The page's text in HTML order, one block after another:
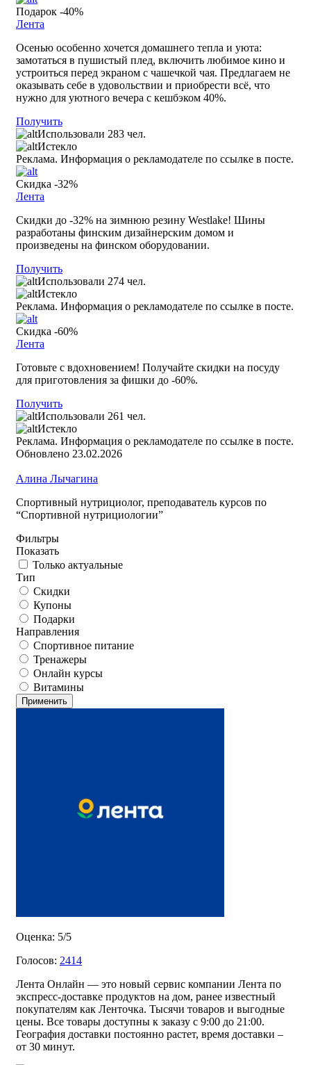
Подарок -40%
Лента
Осенью особенно хочется домашнего тепла и уюта:
замотаться в пушистый плед, включить любимое кино и
устроиться перед экраном с чашечкой чая. Предлагаем не
оказывать себе в удовольствии и приобрести всё, что
нужно для уютного вечера с кешбэком 40%.
Получить
Использовали 283 чел.
Истекло
Реклама. Информация о рекламодателе по ссылке в посте.
Скидка -32%
Лента
Скидки до -32% на зимнюю резину Westlake! Шины
разработаны финским дизайнерским домом и
произведены на финском оборудовании.
Получить
Использовали 274 чел.
Истекло
Реклама. Информация о рекламодателе по ссылке в посте.
Скидка -60%
Лента
Готовьте с вдохновением! Получайте скидки на посуду
для приготовления за фишки до -60%.
Получить
Использовали 261 чел.
Истекло
Реклама. Информация о рекламодателе по ссылке в посте.
Обновлено 23.02.2026
Алина Лычагина
Спортивный нутрициолог, преподаватель курсов по
“Спортивной нутрициологии”
Фильтры
Показать
Только актуальные
Тип
Скидки
Купоны
Подарки
Направления
Спортивное питание
Тренажеры
Онлайн курсы
Витамины
Применить
Оценка: 5/5
Голосов: 2414
Лента Онлайн — это новый сервис компании Лента по
экспресс-доставке продуктов на дом, ранее известный
покупателям как Ленточка. Тысячи товаров и выгодные
цены. Все товары доступны к заказу с 9:00 до 21:00.
География доставки постоянно растет, время доставки –
от 30 минут.